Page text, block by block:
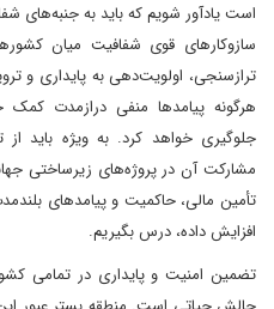
است یادآور شویم که باید به جنبه‌های
سازوکار‌های قوی شفافیت میان
ترازسنجی، اولویت‌دهی به پایداری و
هرگونه پیامدها منفی درازمدت
جلوگیری خواهد کرد. به ویژه باید از
مشارکت آن در پروژه‌های زیرساختی
تأمین مالی، حاکمیت و پیامدهای
افزایش داده، درس بگیریم.
تضمین امنیت و پایداری در تمامی